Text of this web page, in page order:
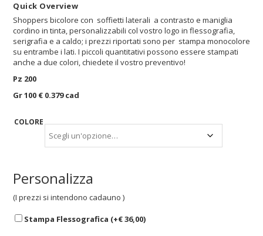
Quick Overview
Shoppers bicolore con soffietti laterali a contrasto e maniglia
cordino in tinta, personalizzabili col vostro logo in flessografia,
serigrafia e a caldo; i prezzi riportati sono per stampa monocolore
su entrambe i lati. I piccoli quantitativi possono essere stampati
anche a due colori, chiedete il vostro preventivo!
Pz 200
Gr 100 € 0.379 cad
COLORE
Personalizza
(I prezzi si intendono cadauno )
Stampa Flessografica (+€36,00)